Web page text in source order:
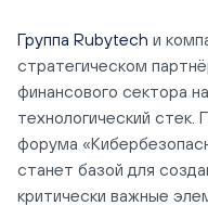
Группа Rubytech и
стратегическом
финансового сектора
технологический стек.
форума
станет базой для
критически важные